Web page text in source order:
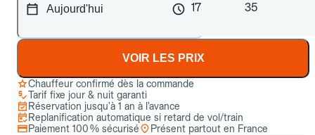
17 35
VOIR LES PRIX
Chauffeur confirmé dès la commande
Tarif fixe jour & nuit garanti
Réservation jusqu’à 1 an à l’avance
Replanification automatique si retard de vol/train
Paiement 100 % sécurisé
Présent partout en France